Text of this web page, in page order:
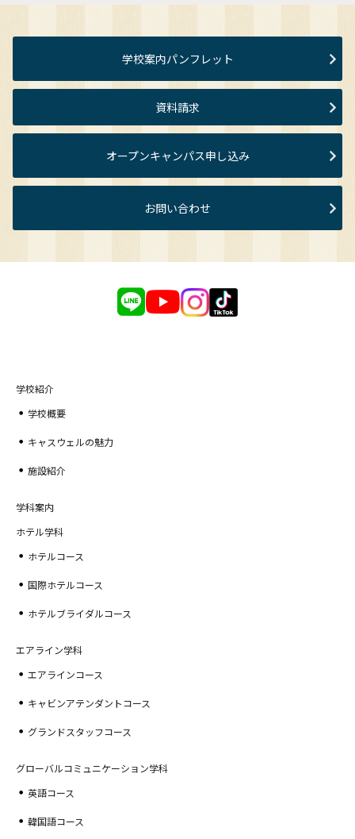
学校案内パンフレット
資料請求
オープンキャンパス申し込み
お問い合わせ
学校紹介
学校概要
キャスウェルの魅力
施設紹介
学科案内
ホテル学科
ホテルコース
国際ホテルコース
ホテルブライダルコース
エアライン学科
エアラインコース
キャビンアテンダントコース
グランドスタッフコース
グローバルコミュニケーション学科
英語コース
韓国語コース